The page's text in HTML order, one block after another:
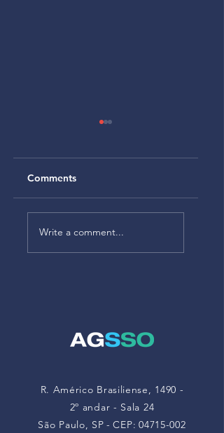
Alteração no
Anexo V da NR-22
Comments
Write a comment...
R. Américo Brasiliense, 1490 -
2º andar - Sala 24
São Paulo, SP -CEP: 04715-002